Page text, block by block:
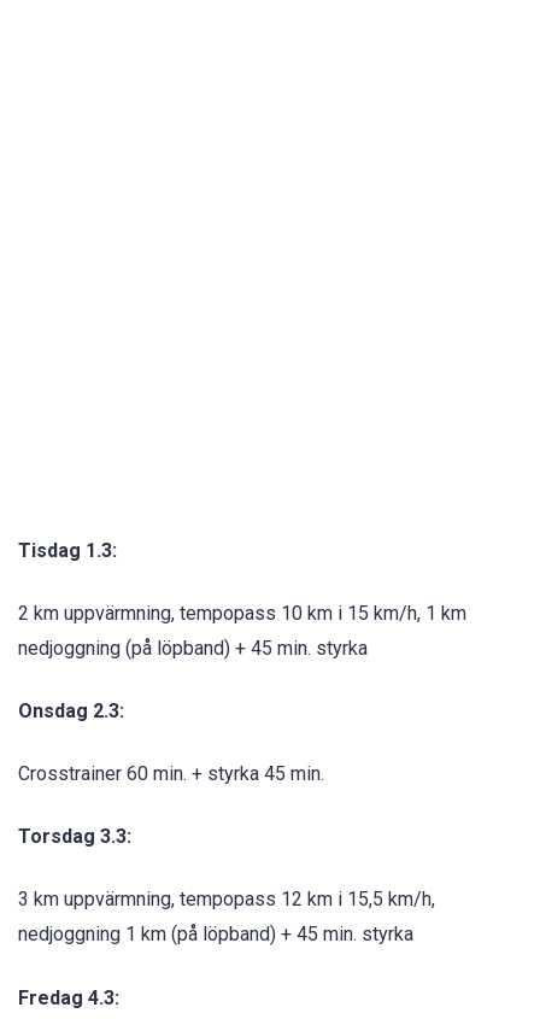
Tisdag 1.3:
2 km uppvärmning, tempopass 10 km i 15 km/h, 1 km
nedjoggning (på löpband) + 45 min. styrka
Onsdag 2.3:
Crosstrainer 60 min. + styrka 45 min.
Torsdag 3.3:
3 km uppvärmning, tempopass 12 km i 15,5 km/h,
nedjoggning 1 km (på löpband) + 45 min. styrka
Fredag 4.3: